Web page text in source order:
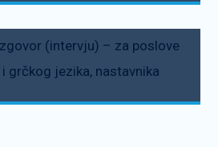
(intervju) – za poslove
grčkog jezika, nastavnika